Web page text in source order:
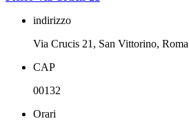
indirizzo
Via Crucis 21, San Vittorino, Roma
CAP
00132
Orari